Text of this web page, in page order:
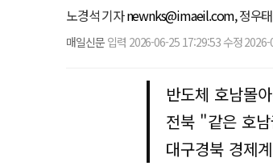
노경석 기자newnks@imaeil.com,정우
매일신문 입력 2026-06-25 17:29:53 수정
반도체 호남몰
전북 "같은 호
대구경북 경제